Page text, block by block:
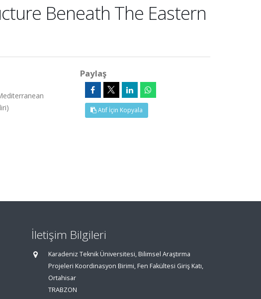
Beneath The Eastern
Paylaş
Atıf İçin Kopyala
İletişim Bilgileri
Karadeniz Teknik Üniversitesi, Bilimsel Araştırma
Projeleri Koordinasyon Birimi, Fen Fakültesi Giriş Katı,
Ortahisar
TRABZON